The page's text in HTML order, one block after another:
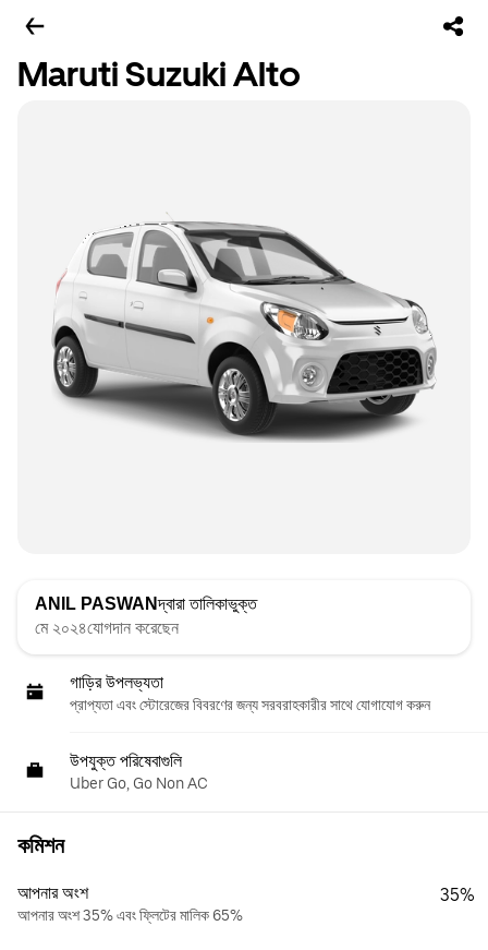
Maruti Suzuki Alto
ANIL PASWANদ্বারা তালিকাভুক্ত
মে ২০২৪যোগদান করেছেন
গাড়ির উপলভ্যতা
প্রাপ্যতা এবং স্টোরেজের বিবরণের জন্য সরবরাহকারীর সাথে যোগাযোগ করুন
উপযুক্ত পরিষেবাগুলি
Uber Go, Go Non AC
কমিশন
আপনার অংশ
আপনার অংশ 35% এবং ফ্লিটের মালিক 65%
35%